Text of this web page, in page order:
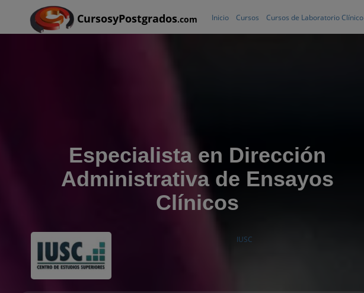
CursosyPostgrados.com Inicio Cursos Cursos de Laboratorio Clínico
Especialista en Dirección
Administrativa de Ensayos
Clínicos
IUSC